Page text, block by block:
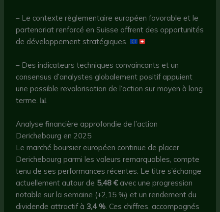
– Le contexte règlementaire européen favorable et le
partenariat renforcé en Suisse offrent des opportunités
de développement stratégiques.
– Des indicateurs techniques convaincants et un
consensus d’analystes globalement positif appuient
une possible revalorisation de l’action sur moyen à long
terme. 📊
Analyse financière approfondie de l’action
Derichebourg en 2025
Le marché boursier européen continue de placer
Derichebourg parmi les valeurs remarquables, compte
tenu de ses performances récentes. Le titre s’échange
actuellement autour de 5,48 €avec une progression
notable sur la semaine (+2,15 %) et un rendement du
dividende attractif à 3,4 %. Ces chiffres, accompagnés